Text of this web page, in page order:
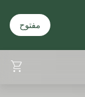
مفتوح